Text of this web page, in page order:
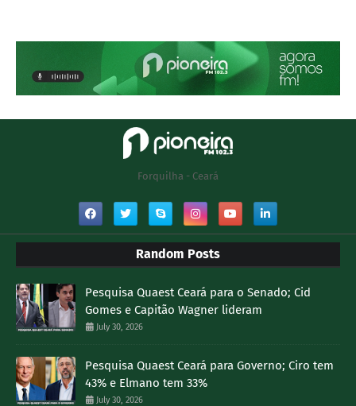
Forquilha - Ceará
Random Posts
Pesquisa Quaest Ceará para o Senado; Cid
Gomes e Capitão Wagner lideram
July 30, 2026
Pesquisa Quaest Ceará para Governo; Ciro tem
43% e Elmano tem 33%
July 30, 2026